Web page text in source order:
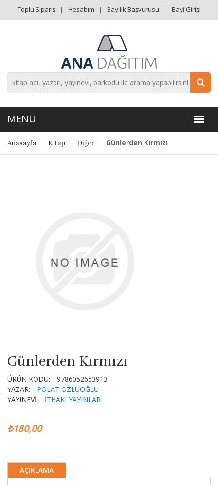
Toplu Sipariş Hesabım Bayilik Başvurusu Bayi Girişi
Anasayfa Kitap Diğer Günlerden Kırmızı
Günlerden Kırmızı
ÜRÜN KODU:
9786052653913
YAZAR:
POLAT ÖZLÜOĞLU
YAYINEVİ:
İTHAKI YAYINLARI
₺180,00
AÇIKLAMA